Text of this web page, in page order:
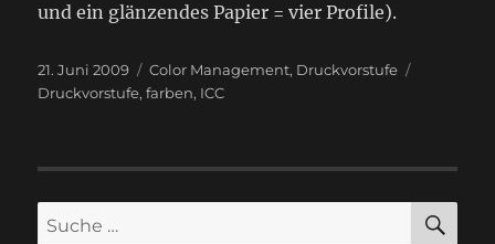
und ein glänzendes Papier = vier Profile).
Veröffentlicht
am
21. Juni 2009 Kategorien
Color Management, Druckvorstufe
Druckvorstufe,farben, ICC
Suche